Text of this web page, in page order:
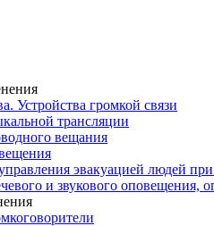
Устройства громкой связи
трансляции
вещания
эвакуацией людей
и звукового